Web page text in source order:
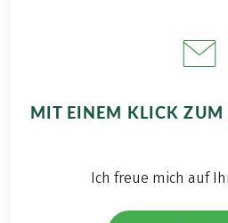
MIT EINEM KLICK ZUM
Ich freue mich auf